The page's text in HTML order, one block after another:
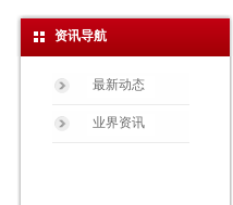
资讯导航
最新动态
业界资讯